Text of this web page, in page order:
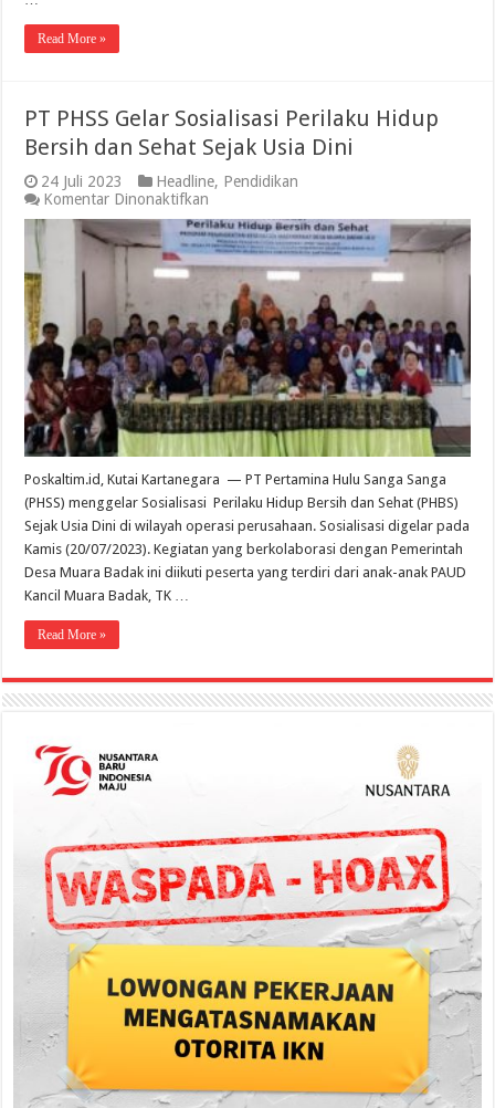
Read More »
PT PHSS Gelar Sosialisasi Perilaku Hidup
Bersih dan Sehat Sejak Usia Dini
24 Juli 2023 Headline, Pendidikan
Komentar Dinonaktifkan
PT
PHSS
Gelar
Sosialisasi
Perilaku
Hidup
Bersih
dan
Sehat
Sejak
Usia
Dini
Poskaltim.id, Kutai Kartanegara — PT Pertamina Hulu Sanga Sanga
(PHSS) menggelar Sosialisasi Perilaku Hidup Bersih dan Sehat (PHBS)
Sejak Usia Dini di wilayah operasi perusahaan. Sosialisasi digelar pada
Kamis (20/07/2023). Kegiatan yang berkolaborasi dengan Pemerintah
Desa Muara Badak ini diikuti peserta yang terdiri dari anak-anak PAUD
Kancil Muara Badak, TK …
Read More »